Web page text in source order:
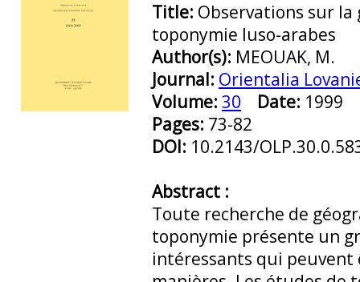
Title: Observations sur
toponymie luso-arabes
Author(s): MEOUAK, M.
Journal: Orientalia
Volume: 30 Date: 1999
Pages: 73-82
DOI: 10.2143/
Abstract :
Toute recherche de
toponymie présente un
intéressants qui